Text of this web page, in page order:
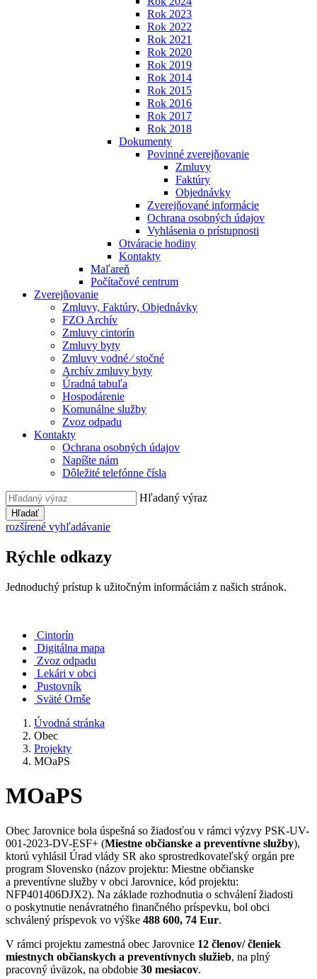
Rok 2023
Rok 2022
Rok 2021
Rok 2020
Rok 2019
Rok 2014
Rok 2015
Rok 2016
Rok 2017
Rok 2018
Dokumenty
Povinné zverejňovanie
Zmluvy
Faktúry
Objednávky
Zverejňované informácie
Ochrana osobných údajov
Vyhlásenia o prístupnosti
Otváracie hodiny
Kontakty
Maľareň
Počítačové centrum
Zverejňovanie
Zmluvy, Faktúry, Objednávky
FZO Archív
Zmluvy cintorín
Zmluvy byty
Zmluvy vodné ⁄ stočné
Archív zmluvy byty
Úradná tabuľa
Hospodárenie
Komunálne služby
Zvoz odpadu
Kontakty
Ochrana osobných údajov
Napíšte nám
Dôležité telefónne čísla
Hľadaný výraz
Hľadať
rozšírené vyhľadávanie
Rýchle odkazy
Jednoduchý prístup k užitočným informáciám z našich stránok.
Cintorín
Digitálna mapa
Zvoz odpadu
Lekári v obci
Pustovník
Sväté Omše
Úvodná stránka
Obec
Projekty
MOaPS
MOaPS
Obec Jarovnice bola úspešná so žiadosťou v rámci výzvy PSK-UV-
001-2023-DV-ESF+ (Miestne občianske a preventívne služby),
ktorú vyhlásil Úrad vlády SR ako sprostredkovateľský orgán pre
program Slovensko (názov projektu: Miestne občianske
a preventívne služby v obci Jarovnice, kód projektu:
NFP401406DJX2). Na základe rozhodnutia o schválení žiadosti
o poskytnutie nenávratného finančného príspevku, bol obci
schválený príspevok vo výške 488 600, 74 Eur.
V rámci projektu zamestná obec Jarovnice 12 členov/ členiek
miestnych občianskych a preventívnych služieb, na plný
pracovný úväzok, na obdobie 30 mesiacov.